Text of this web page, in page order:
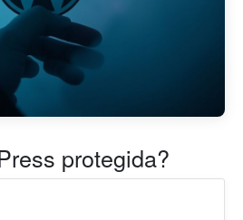
protegida?